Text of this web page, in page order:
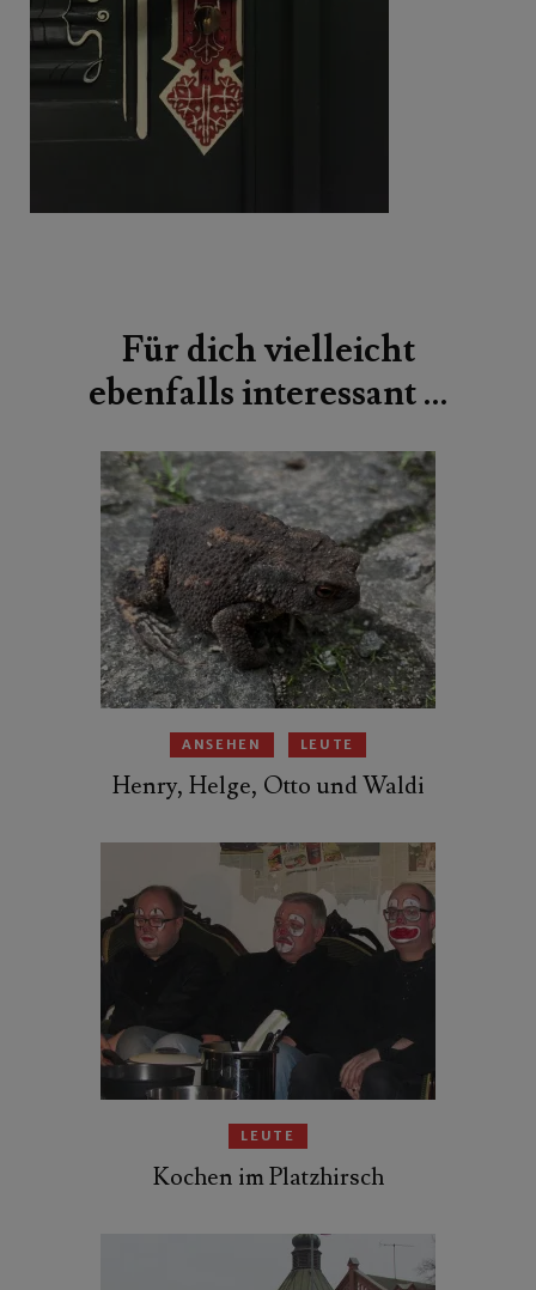
Für dich vielleicht
ebenfalls interessant …
ANSEHEN LEUTE
Henry, Helge, Otto und Waldi
LEUTE
Kochen im Platzhirsch